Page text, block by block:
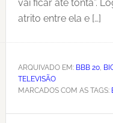
vai ficar até tonta”.
atrito entre ela e […]
ARQUIVADO EM: BBB 20,
TELEVISÃO
MARCADOS COM AS TAGS: